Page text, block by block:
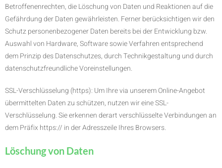
Betroffenenrechten, die Löschung von Daten und Reaktionen auf die
Gefährdung der Daten gewährleisten. Ferner berücksichtigen wir den
Schutz personenbezogener Daten bereits bei der Entwicklung bzw.
Auswahl von Hardware, Software sowie Verfahren entsprechend
dem Prinzip des Datenschutzes, durch Technikgestaltung und durch
datenschutzfreundliche Voreinstellungen.
SSL-Verschlüsselung (https): Um Ihre via unserem Online-Angebot
übermittelten Daten zu schützen, nutzen wir eine SSL-
Verschlüsselung. Sie erkennen derart verschlüsselte Verbindungen an
dem Präfix https:// in der Adresszeile Ihres Browsers.
Löschung von Daten